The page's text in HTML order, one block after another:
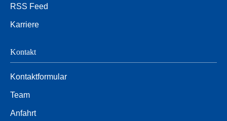
RSS Feed
Karriere
Kontakt
Kontaktformular
Team
Anfahrt